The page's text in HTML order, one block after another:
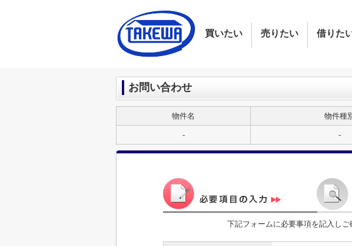
買いたい 売りたい 借りた
お問い合わせ
物件名 物件種
- -
下記フォームに必要事項を記入し